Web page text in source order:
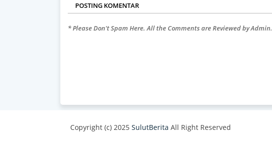
POSTING KOMENTAR
* Please Don't Spam Here. All the Comments are Reviewed by Admin.
Copyright (c) 2025 SulutBerita All Right Reserved